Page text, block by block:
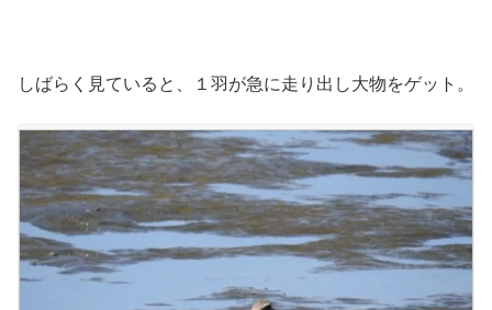
しばらく見ていると、１羽が急に走り出し大物をゲット。